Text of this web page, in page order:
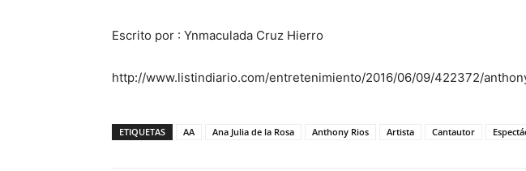
Escrito por : Ynmaculada Cruz Hierro
http://www.listindiario.com/entretenimiento/2016/06/09/422372/
ETIQUETAS AA Ana Julia de la Rosa Anthony Rios Artista Cantautor